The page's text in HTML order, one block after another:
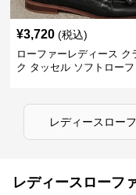
¥3,720 (税込)
ローファーレディース ク
ク タッセル ソフトローフ
レディースロー
レディースローフ